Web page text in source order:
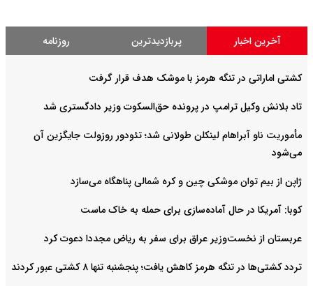
آخرین اخبار پربازدیدترین روزنامه
کشتی اماراتی در تنگه هرمز با موشک هدف قرار گرفت
تاد بلانش وکیل ترامپ در پرونده حق‌السکوت وزیر دادگستری شد
مأموریت ناو آبراهام لینکلن طولانی شد؛ تئودور روزولت جایگزین آن
می‌شود
ژاپن از بیم توان موشکی چین و کره شمالی پناهگاه می‌سازد
کوبا: آمریکا در حال آماده‌سازی برای حمله به خاک ماست
عربستان از نخست‌وزیر عراق برای سفر به ریاض مجددا دعوت کرد
تردد کشتی‌ها در تنگه هرمز کاهش یافت؛ پنجشنبه تنها ۸ کشتی عبور کردند